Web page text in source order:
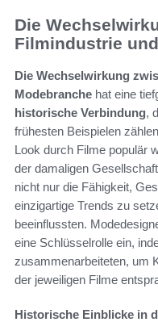
Die
Filmindustrie
Die Wechselwirkung
Modebranche hat eine
historische Verbindung,
frühesten Beispielen
Look durch Filme populär
der damaligen
nicht nur die Fähigkeit,
einzigartige Trends zu
beeinflussten.
eine Schlüsselrolle ein,
zusammenarbeiteten, um
der jeweiligen Filme
Historische Einblicke in